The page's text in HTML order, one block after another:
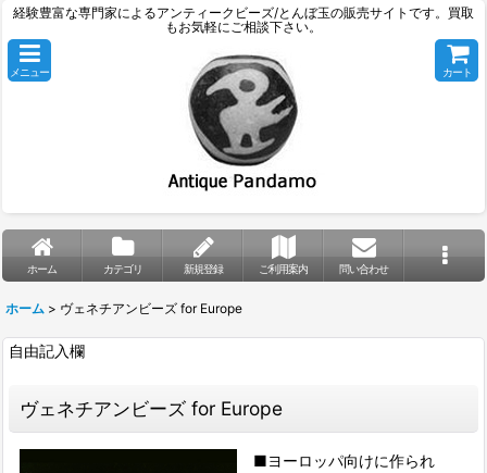
経験豊富な専門家によるアンティークビーズ/とんぼ玉の販売サイトです。買取
もお気軽にご相談下さい。
メニュー カート
ホーム カテゴリ 新規登録 ご利用案内 問い合わせ
ホーム > ヴェネチアンビーズ for Europe
自由記入欄
ヴェネチアンビーズ for Europe
■ヨーロッパ向けに作られ